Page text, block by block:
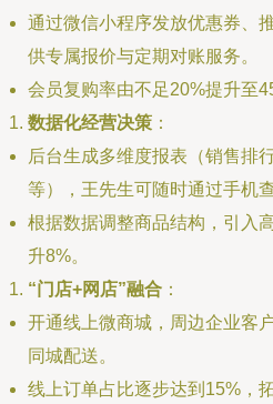
通过微信小程序发放优惠券、
供专属报价与定期对账服务。
会员复购率由不足20%提升至
数据化经营决策 ：
后台生成多维度报表（销售排
等），王先生可随时通过手机
根据数据调整商品结构，引入
升8%。
“门店+网店”融合 ：
开通线上微商城，周边企业客
同城配送。
线上订单占比逐步达到15%，